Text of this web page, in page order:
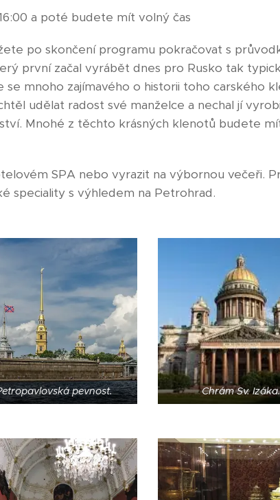
a poté budete mít volný čas
po skončení programu pokračovat s
první začal vyrábět dnes pro Rusko tak
se mnoho zajímavého o historii toho carského
udělat radost své manželce a nechal jí
Mnohé z těchto krásných klenotů budete
SPA nebo vyrazit na výbornou večeři.
speciality s výhledem na Petrohrad.
pevnost. Chrám Sv. Izáka.